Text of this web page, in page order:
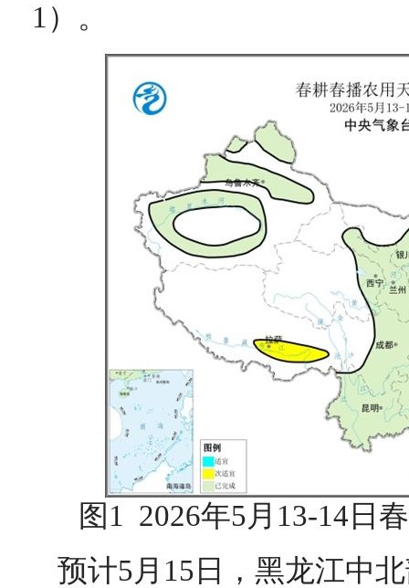
1）。
图1 2026年5月13-14日
预计5月15日，黑龙江中